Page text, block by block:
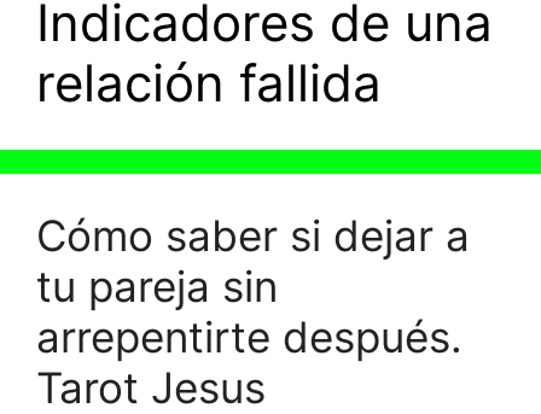
Indicadores de una
relación fallida
Cómo saber si dejar a
tu pareja sin
arrepentirte después.
Tarot Jesus